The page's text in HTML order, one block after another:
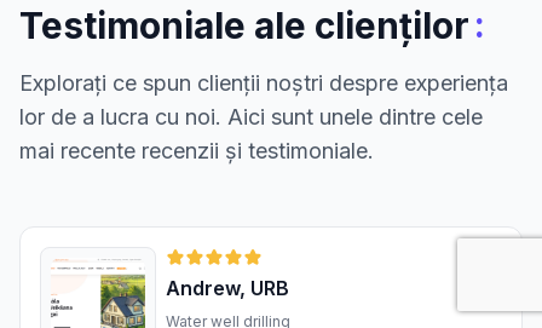
Testimoniale ale clienților:
Explorați ce spun clienții noștri despre experiența
lor de a lucra cu noi. Aici sunt unele dintre cele
mai recente recenzii și testimoniale.
Andrew, URB
Water well drilling